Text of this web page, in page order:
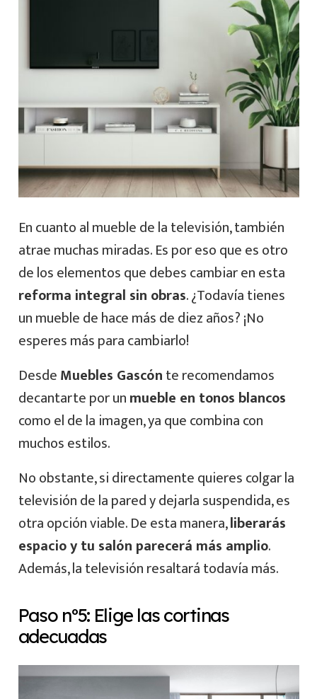
En cuanto al mueble de la televisión, también
atrae muchas miradas. Es por eso que es otro
de los elementos que debes cambiar en esta
reforma integral sin obras. ¿Todavía tienes
un mueble de hace más de diez años? ¡No
esperes más para cambiarlo!
DesdeMuebles Gascónte recomendamos
decantarte por unmueble en tonos blancos
como el de la imagen, ya que combina con
muchos estilos.
No obstante, si directamente quieres colgar la
televisión de la pared y dejarla suspendida, es
otra opción viable. De esta manera,liberarás
espacio y tu salón parecerá más amplio.
Además, la televisión resaltará todavía más.
Paso nº5: Elige las cortinas
adecuadas